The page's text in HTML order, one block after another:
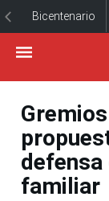
Bicentenario
familiar